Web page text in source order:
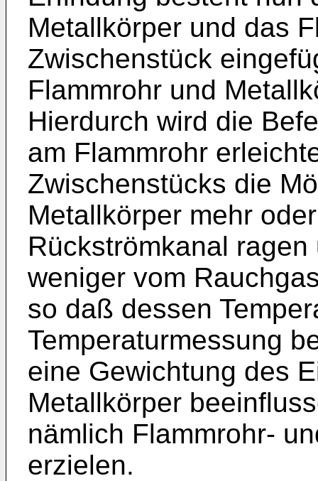
Metallkörper und das
Zwischenstück
Flammrohr und
Hierdurch wird die
am Flammrohr
Zwischenstücks die
Metallkörper mehr
Rückströmkanal
weniger vom
so daß dessen
Temperaturmessung
eine Gewichtung des
Metallkörper
nämlich Flammrohr-
erzielen.